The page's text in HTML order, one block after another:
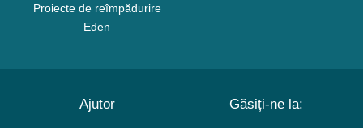
Proiecte de reîmpădurire
Eden
Ajutor Găsiți-ne la: